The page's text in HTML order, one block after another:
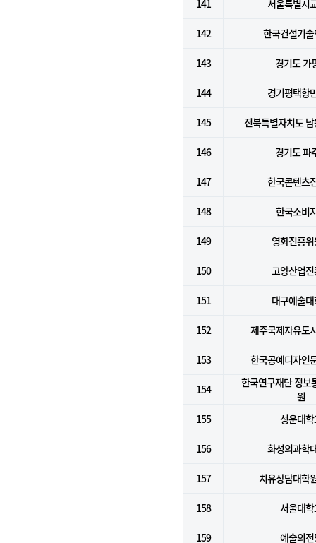
141 서울특별시
142 한국건설기
143 경기도 가
144 경기평택항
145 전북특별자치도
146 경기도 파
147 한국콘텐츠
148 한국소비
149 영화진흥
150 고양산업
151 대구예술
152 제주국제자유도
153 한국공예디자인
154
한국연구재단 정보
원
155
성운대
156 화성의과학
157 치유상담대학
158 서울대
159 예술의